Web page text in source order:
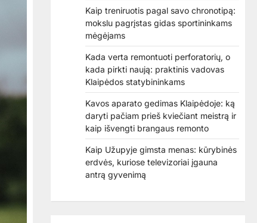
Kaip treniruotis pagal savo chronotipą:
mokslu pagrįstas gidas sportininkams
mėgėjams
Kada verta remontuoti perforatorių, o
kada pirkti naują: praktinis vadovas
Klaipėdos statybininkams
Kavos aparato gedimas Klaipėdoje: ką
daryti pačiam prieš kviečiant meistrą ir
kaip išvengti brangaus remonto
Kaip Užupyje gimsta menas: kūrybinės
erdvės, kuriose televizoriai įgauna
antrą gyvenimą